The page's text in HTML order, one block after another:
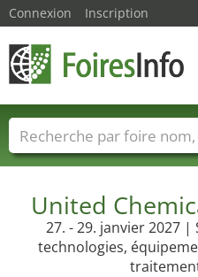
United
27. - 29. janvier 2027
technologies,
Connexion Inscription
Foire noms Pays